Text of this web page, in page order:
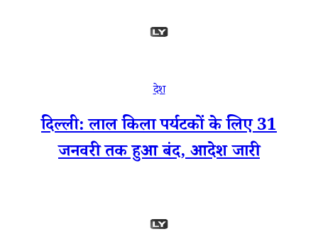
देश
दिल्ली: लाल किला पर्यटकों के लिए 31
जनवरी तक हुआ बंद, आदेश जारी